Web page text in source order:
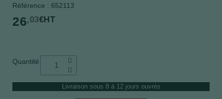
Référence : 652113
26,03€HT
Quantité
Livraison sous 8 à 12 jours ouvrés